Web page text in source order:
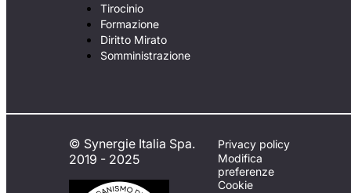
Tirocinio
Formazione
Diritto Mirato
Somministrazione
© Synergie Italia Spa.
2019 - 2025
Privacy policy
Modifica
preferenze
Cookie